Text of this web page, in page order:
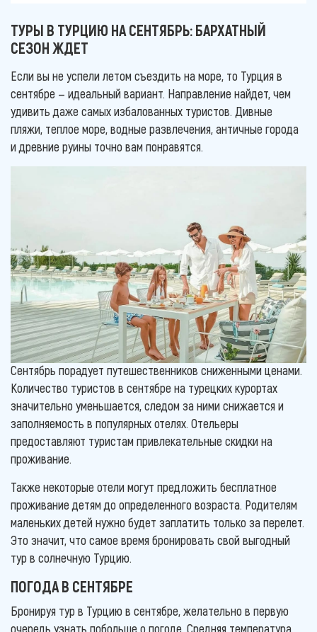
ТУРЫ В ТУРЦИЮ НА СЕНТЯБРЬ: БАРХАТНЫЙ
СЕЗОН ЖДЕТ
Если вы не успели летом съездить на море, то Турция в
сентябре — идеальный вариант. Направление найдет, чем
удивить даже самых избалованных туристов. Дивные
пляжи, теплое море, водные развлечения, античные города
и древние руины точно вам понравятся.
Сентябрь порадует путешественников сниженными ценами.
Количество туристов в сентябре на турецких курортах
значительно уменьшается, следом за ними снижается и
заполняемость в популярных отелях. Отельеры
предоставляют туристам привлекательные скидки на
проживание.
Также некоторые отели могут предложить бесплатное
проживание детям до определенного возраста. Родителям
маленьких детей нужно будет заплатить только за перелет.
Это значит, что самое время бронировать свой выгодный
тур в солнечную Турцию.
ПОГОДА В СЕНТЯБРЕ
Бронируя тур в Турцию в сентябре, желательно в первую
очередь узнать побольше о погоде. Средняя температура